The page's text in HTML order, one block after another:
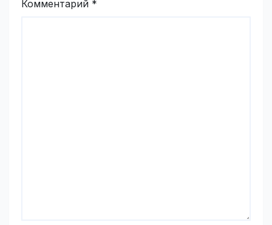
Комментарий *